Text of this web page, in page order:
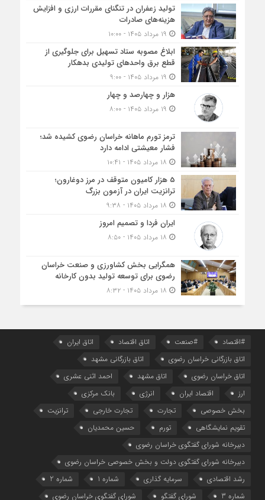
تولید زعفران در تنگنای مقررات ارزی و افزایش
هزینه‌های صادرات
ابلاغ مصوبه ستاد تسهیل برای جلوگیری از
قطع برق واحدهای تولیدی بدهکار
هزار و چهارصد و چهار
ترمز تورم ماهانه خراسان رضوی کشیده شد؛
فشار معیشتی ادامه دارد
5 هزار کامیون متوقف در مرز دوغارون؛
ترانزیت ایران در آزمون بزرگ
ایران فردا و تصمیم امروز
همگرایی بخش کشاورزی و صنعت خراسان
رضوی برای توسعه تولید بدون کارخانه
#اقتصاد #صنعت اتاق اقتصاد
اتاق ایران
اتاق بازرگانی خراسان رضوی
اتاق بازرگانی مشهد
اتاق خراسان رضوی
اتاق مشهد
احمد اثنی عشری
ارز
اقتصاد ایران انرژی
بانک مرکزی
بخش خصوصی
تجارت تجارت خارجی
ترانزیت
تقویم نمایشگاهی
تورم
حسین محمدیان
دبیرخانه شورای گفتگوی خراسان رضوی
دبیرخانه شورای گفتگوی دولت و بخش خصوصی خراسان رضوی
رشد اقتصادی
سرمایه گذاری شماره 1
شماره 2
شماره 3
شورای گفتگو شورای گفتگوی خراسان رضوی